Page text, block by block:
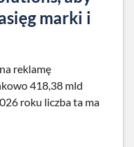
marki i
reklamę
418,38 mld
roku liczba ta ma